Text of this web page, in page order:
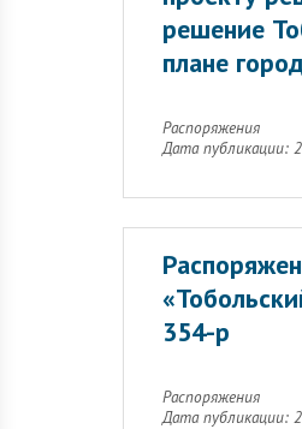
решение
плане
Распоряжения
Дата публикации:
354-р
Распоряжения
Дата публикации: